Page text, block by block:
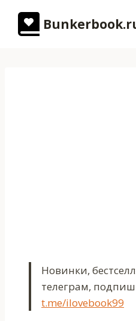
содержимому
Новинки,
телеграм,
t.me/ilovebook99